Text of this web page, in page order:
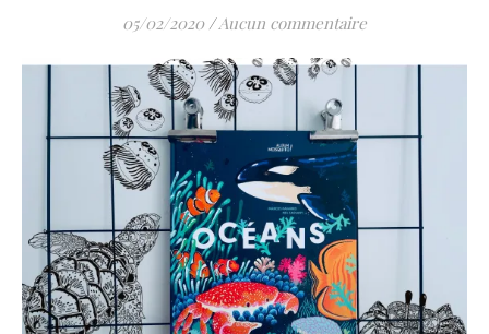
05/02/2020 /Aucun commentaire